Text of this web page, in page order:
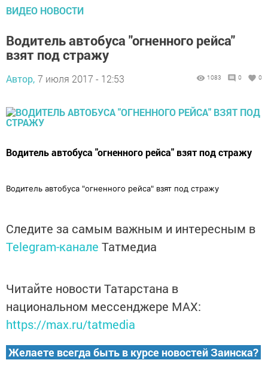
ВИДЕО НОВОСТИ
Водитель автобуса "огненного рейса"
взят под стражу
Автор, 7 июля 2017 - 12:53 1083 0 0
Водитель автобуса "огненного рейса" взят под стражу
Водитель автобуса "огненного рейса" взят под стражу
Следите за самым важным и интересным в
Telegram-канале Татмедиа
Читайте новости Татарстана в
национальном мессенджере MАХ:
https://max.ru/tatmedia
Желаете всегда быть в курсе новостей Заинска?